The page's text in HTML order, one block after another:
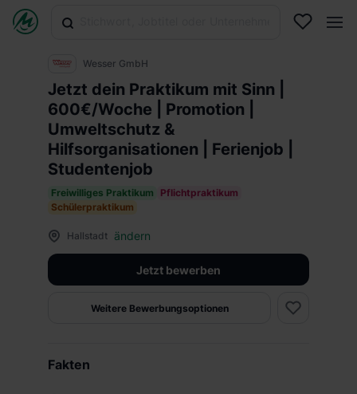
Wesser GmbH
Jetzt dein Praktikum mit Sinn |
600€/Woche | Promotion |
Umweltschutz &
Hilfsorganisationen | Ferienjob |
Studentenjob
Freiwilliges Praktikum
Pflichtpraktikum
Schülerpraktikum
Hallstadt ändern
Jetzt bewerben
Weitere Bewerbungsoptionen
Fakten